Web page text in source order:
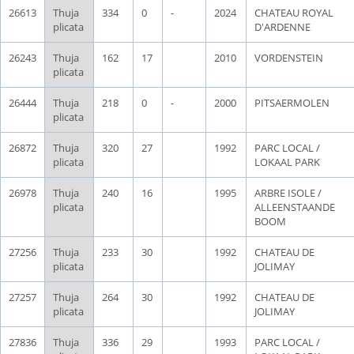
26613
Thuja
plicata
334 0 - 2024
CHATEAU ROYAL
D'ARDENNE
26243
Thuja
plicata
162 17 2010 VORDENSTEIN
26444
Thuja
plicata
218 0 - 2000 PITSAERMOLEN
26872
Thuja
plicata
320 27 1992
PARC LOCAL /
LOKAAL PARK
26978
Thuja
plicata
240 16 1995
ARBRE ISOLE /
ALLEENSTAANDE
BOOM
27256
Thuja
plicata
233 30 1992
CHATEAU DE
JOLIMAY
27257
Thuja
plicata
264 30 1992
CHATEAU DE
JOLIMAY
27836
Thuja
336 29 1993
PARC LOCAL /